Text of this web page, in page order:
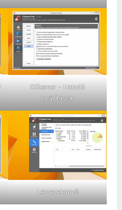
CCleaner – Haladó
beállítások
Lemezelemző